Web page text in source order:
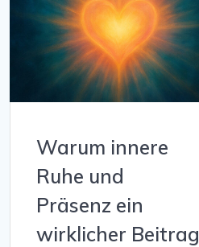
Warum innere
Ruhe und
Präsenz ein
wirklicher Beitrag